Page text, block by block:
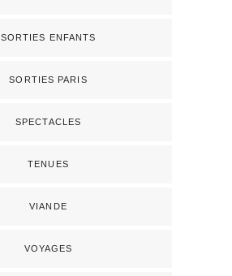
SORTIES ENFANTS
SORTIES PARIS
SPECTACLES
TENUES
VIANDE
VOYAGES